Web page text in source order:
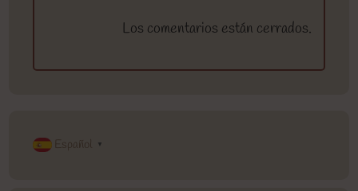
Los comentarios están cerrados.
Español ▼